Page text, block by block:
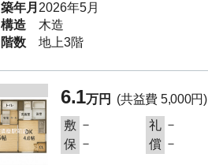
築年月 2026年5月
構造
木造
階数
地上3階
6.1万円
(共益費 5,000円)
敷 － 礼 －
保 － 償 －